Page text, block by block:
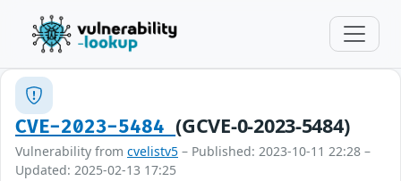
CVE-2023-5484(GCVE-0-2023-5484)
Vulnerability from cvelistv5 – Published: 2023-10-11 22:28 –
Updated: 2025-02-13 17:25